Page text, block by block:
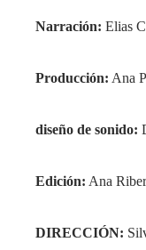
Narración: Elias
Producción: Ana
diseño de sonido:
Edición: Ana
DIRECCIÓN: